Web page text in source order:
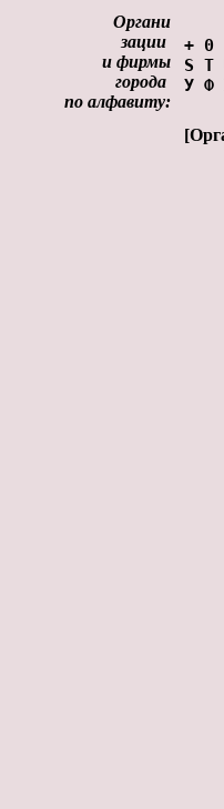
Органи
зации
и фирмы
города
по алфавиту:
+ 0
S T
У Ф
[